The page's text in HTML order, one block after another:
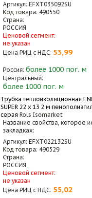
Артикул: EFXT035092SU
Код товара: 490550
Страна:
РОССИЯ
Ценовой сегмент:
не указан
Цена РИЦ с НДС: 53,99
Россия: более 1000 пог. м
Центральный:
более 1000 пог. м
Трубка теплоизоляционная
SUPER 22 x 13 2 м
серая Rols Isomarket
Название свойства, которое
закладках:
Артикул: EFXT022132SU
Код товара: 490529
Страна:
РОССИЯ
Ценовой сегмент:
не указан
Цена РИЦ с НДС: 55,02